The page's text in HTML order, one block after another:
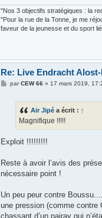
"Nos 3 objectifs stratégiques : la
"Pour la rue de la Tonne, je me
faveur de la jeunesse et du sport
Re: Live Endracht
MparCEW 66 »17 mars 2019,
Air Jipé a écrit : ↑
Magnifique !!!!!
Exploit !!!!!!!!!
Reste à avoir l’avis des
nécessaire point !
Un peu peur contre
une pression (comme contre
chassant d’un pairay qui